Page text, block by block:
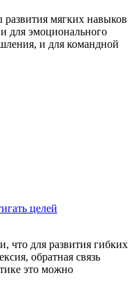
мягких навыков
для эмоционального
и для командной
целей
что для развития гибких
обратная связь
это можно